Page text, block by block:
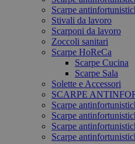
Scarpe
Stivali da lavoro
Scarponi da lavoro
Zoccoli sanitari
Scarpe HoReCa
Scarpe Cucina
Scarpe Sala
Solette e Accessori
SCARPE
Scarpe
Scarpe
Scarpe
Scarpe